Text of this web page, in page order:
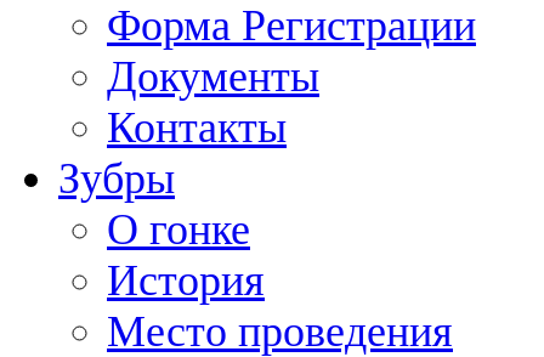
Форма Регистрации
Документы
Контакты
Зубры
О гонке
История
Место проведения